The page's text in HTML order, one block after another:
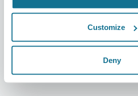
Customize
Deny
Пациенты
Главная для пациентов
Найти Хирурга Crisalix
Сообщество
Центр